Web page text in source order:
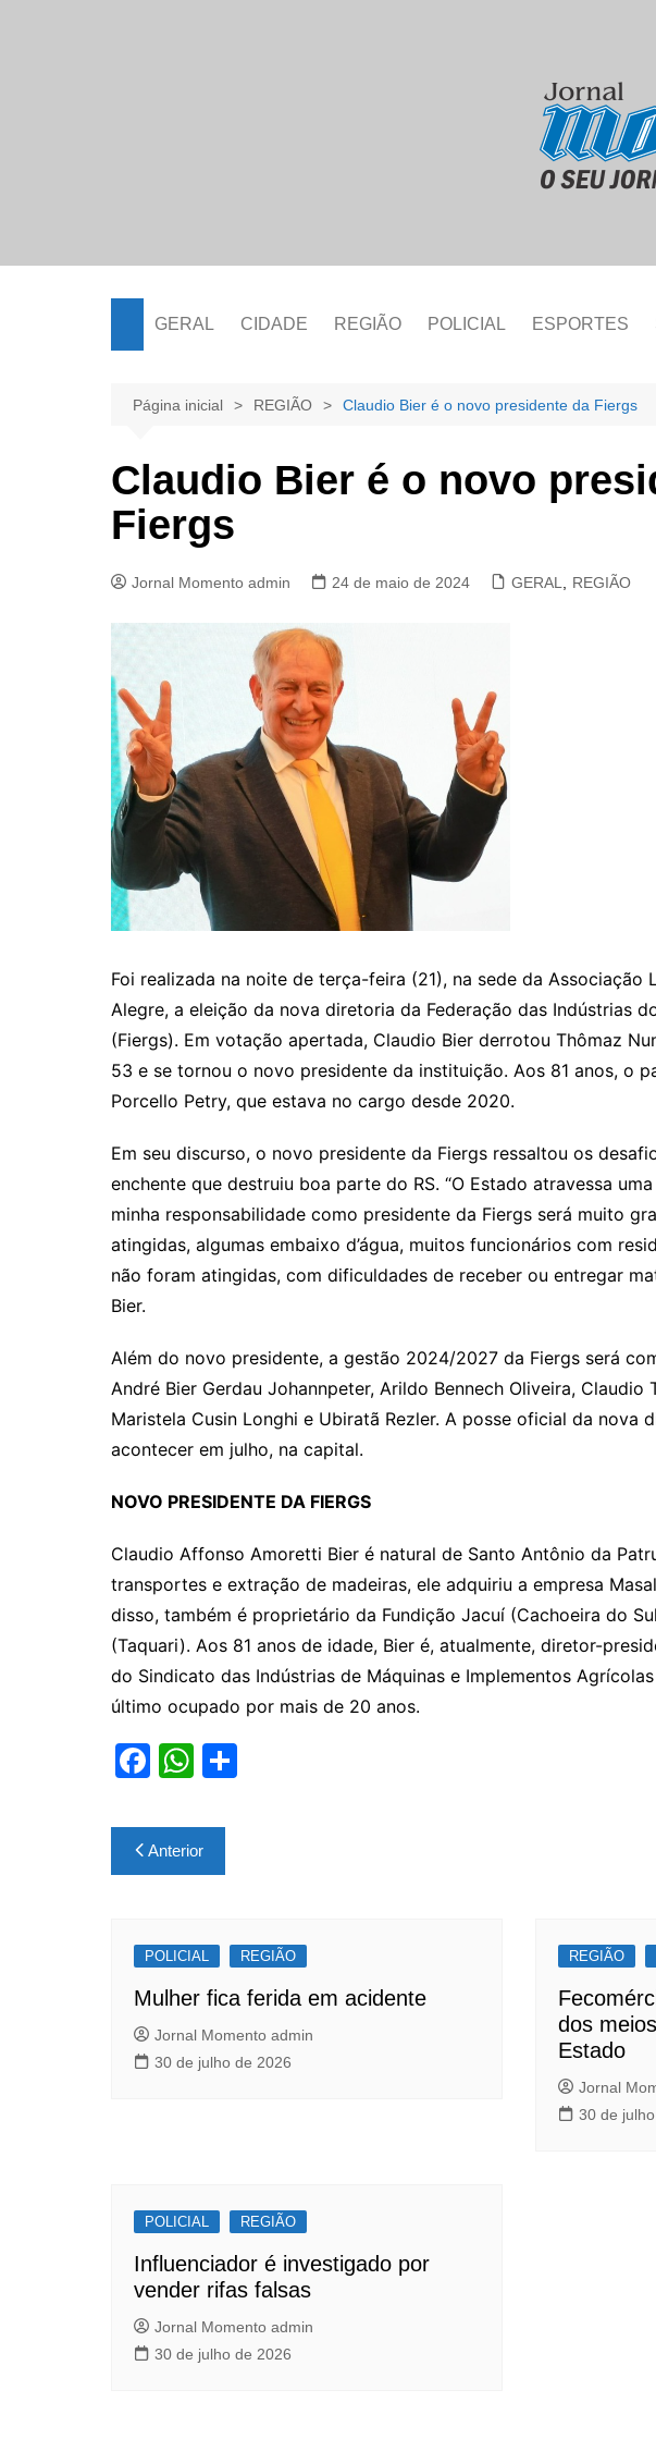
GERAL CIDADE REGIÃO POLICIAL ESPORTES
Página inicial REGIÃO Claudio Bier é o novo presidente da Fiergs
Claudio Bier é o novo
Fiergs
Jornal Momento admin 24 de maio de 2024 GERAL REGIÃO
Foi realizada na noite de terça-feira (21), na sede da Associação
Alegre, a eleição da nova diretoria da Federação das Indústrias
(Fiergs). Em votação apertada, Claudio Bier derrotou Thômaz
53 e se tornou o novo presidente da instituição. Aos 81 anos, o
Porcello Petry, que estava no cargo desde 2020.
Em seu discurso, o novo presidente da Fiergs ressaltou os
enchente que destruiu boa parte do RS. “O Estado atravessa
minha responsabilidade como presidente da Fiergs será muito
atingidas, algumas embaixo d’água, muitos funcionários com
não foram atingidas, com dificuldades de receber ou entregar
Bier.
Além do novo presidente, a gestão 2024/2027 da Fiergs será
André Bier Gerdau Johannpeter, Arildo Bennech Oliveira, Claudio
Maristela Cusin Longhi e Ubiratã Rezler. A posse oficial da nova
acontecer em julho, na capital.
NOVO PRESIDENTE DA FIERGS
Claudio Affonso Amoretti Bier é natural de Santo Antônio da
transportes e extração de madeiras, ele adquiriu a empresa
disso, também é proprietário da Fundição Jacuí (Cachoeira do
(Taquari). Aos 81 anos de idade, Bier é, atualmente, diretor-
do Sindicato das Indústrias de Máquinas e Implementos
último ocupado por mais de 20 anos.
F
c
e
o
o
k
W
at
s
p
p
Navegação
de
Anterior
POLICIAL REGIÃO
Mulher fica ferida em acidente
Jornal Momento admin
30 de julho de 2026
REGIÃO
dos
Estado
Jornal
30 de
POLICIAL REGIÃO
Influenciador é investigado por
vender rifas falsas
Jornal Momento admin
30 de julho de 2026